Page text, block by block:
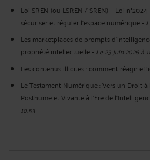
Loi SREN (ou LSREN / SREN) — Loi
sécuriser et réguler l’espace numérique-
Les marketplaces de prompts
propriété intellectuelle- Le 23 juin 2026 à
Les contenus illicites : comment réagir
Le Testament Numérique : Vers un Droit
Posthume et Vivante à l'Ère de
10:53